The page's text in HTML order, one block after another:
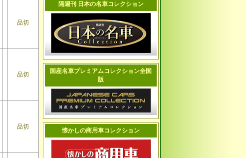
品切
品切
品切
隔週刊 日本の名車コレクション
国産名車プレミアムコレクション全国
版
懐かしの商用車コレクション